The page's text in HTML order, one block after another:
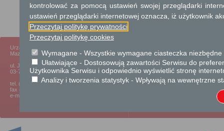
Urząd Marszałkowski Województwa
Mazowieckiego w Warszawie
ul. Jagiellońska 26
03-719 Warszawa
tel. (+48 22) 5979-100
fax (+48 22) 5979-290
e-mail: urzad@wrotamazowsza.pl
Usługi dla obywateli
Pomoc:
Informacja dla nowych
kontrolować za pomocą ustawień swojej przeglądarki
ustawień przeglądarki internetowej oznacza, iż użytkownik
Przeczytaj politykę prywatności
Przeczytaj politykę cookies
Wymagane - Wszystkie wymagane ciasteczka
Ułatwiające - Dostosowują zawartości Serwisu do
Użytkownika Serwisu i odpowiednio wyświetlić stronę
Analizy i tworzenia statystyk - Wpływają na wewnętrzne